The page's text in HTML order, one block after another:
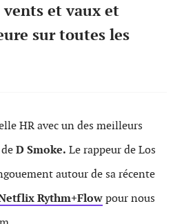
et vaux et
sur toutes les
HR avec un des meilleurs
D Smoke. Le rappeur de Los
autour de sa récente
Rythm+Flowpour nous